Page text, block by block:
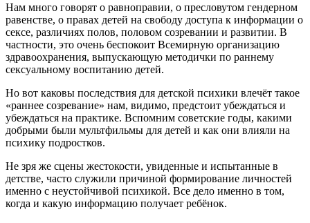
Нам много говорят о равноправии, о пресловутом гендерном
равенстве, о правах детей на свободу доступа к информации о
сексе, различиях полов, половом созревании и развитии. В
частности, это очень беспокоит Всемирную организацию
здравоохранения, выпускающую методички по раннему
сексуальному воспитанию детей.
Но вот каковы последствия для детской психики влечёт такое
«раннее созревание» нам, видимо, предстоит убеждаться и
убеждаться на практике. Вспомним советские годы, какими
добрыми были мультфильмы для детей и как они влияли на
психику подростков.
Не зря же сцены жестокости, увиденные и испытанные в
детстве, часто служили причиной формирование личностей
именно с неустойчивой психикой. Все дело именно в том,
когда и какую информацию получает ребёнок.